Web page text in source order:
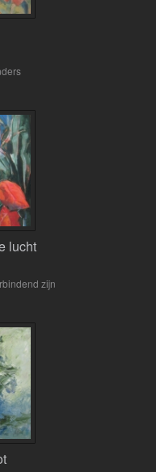
lucht
zijn